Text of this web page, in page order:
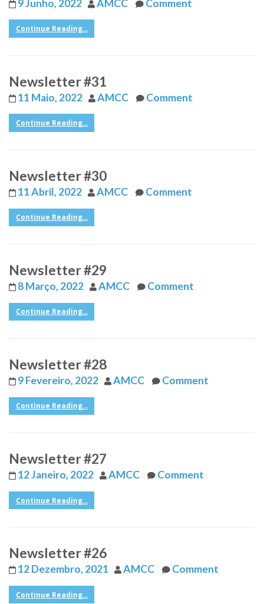
9 Junho, 2022 AMCC Comment
Continue Reading...
Newsletter #31
11 Maio, 2022 AMCC Comment
Continue Reading...
Newsletter #30
11 Abril, 2022 AMCC Comment
Continue Reading...
Newsletter #29
8 Março, 2022 AMCC Comment
Continue Reading...
Newsletter #28
9 Fevereiro, 2022 AMCC Comment
Continue Reading...
Newsletter #27
12 Janeiro, 2022 AMCC Comment
Continue Reading...
Newsletter #26
12 Dezembro, 2021 AMCC Comment
Continue Reading...